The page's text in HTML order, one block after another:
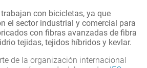
con bicicletas, ya que
el sector industrial y comercial para
con fibras avanzadas de fibra
tejidas, tejidos híbridos y kevlar.
de la organización internacional